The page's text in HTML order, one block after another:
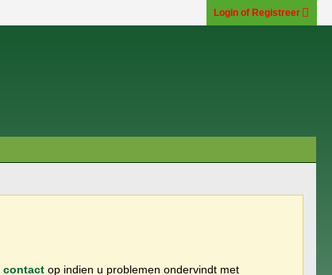
Login of Registreer
contact op indien u problemen ondervindt met